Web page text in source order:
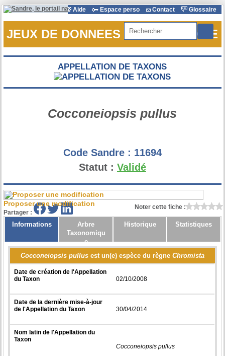
Aide Espace perso Contact Glossaire
Rechercher
JEUX DE DONNEES DE REFERENCE
APPELLATION DE TAXONS
Cocconeiopsis pullus
Code Sandre : 11694
Statut : Validé
Proposer une modification Noter cette fiche :
Partager :
Informations
Arbre
Taxonomiqu
e
Historique Statistiques
Cocconeiopsis pullus est un(e) espèce du règne Chromista
Date de création de l'Appellation
du Taxon
02/10/2008
Date de la dernière mise-à-jour
de l'Appellation du Taxon
30/04/2014
Nom latin de l'Appellation du
Taxon
Cocconeiopsis pullus